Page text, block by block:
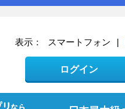
表示： スマートフォン |
ログイン